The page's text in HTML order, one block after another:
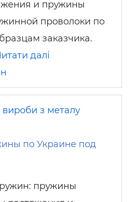
и пружины
проволоки по
заказчика.
далі
вироби з металу
по Украине под
пружины